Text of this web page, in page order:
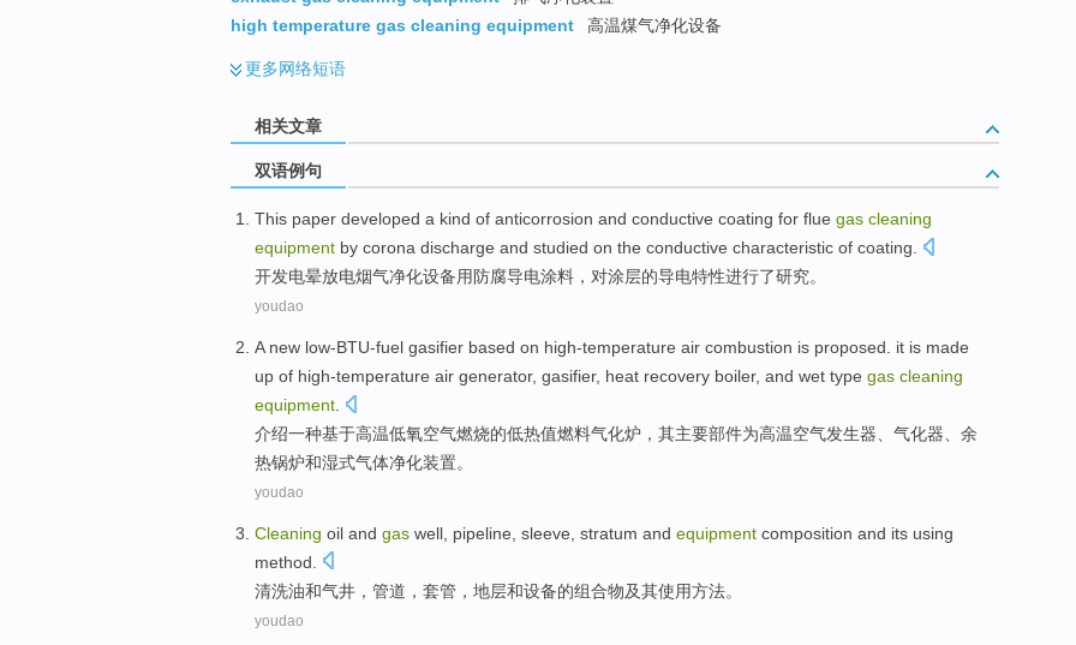
high temperature gas cleaning equipment
高温煤气净化设备
更多网络短语
相关文章
双语例句
This paper developed a kind of anticorrosion and conductive coating for flue gas cleaning
equipment by corona discharge and studied on the conductive characteristic of coating
开发电晕放电烟气净化设备用防腐导电涂料 ，对涂层的导电特性进行了研究。
youdao
Anew low-BTU-fuel gasifier based on high-temperature air combustion is proposed. it is made
up of high-temperature air generator, gasifier, heat recovery boiler, and wet type gas cleaning
equipment
介绍一种基于高温低氧空气燃烧的低热值燃料气化炉 ，其主要部件为高温空气发生器 气化器、 余
热锅炉和湿式气体净化装置。
youdao
Cleaning oil and gas well pipeline sleeve stratum and equipment composition and its using
method
清洗油和气井 ， 管道 ， 套管 ， 地层和设备的组合物及其使用方法。
youdao